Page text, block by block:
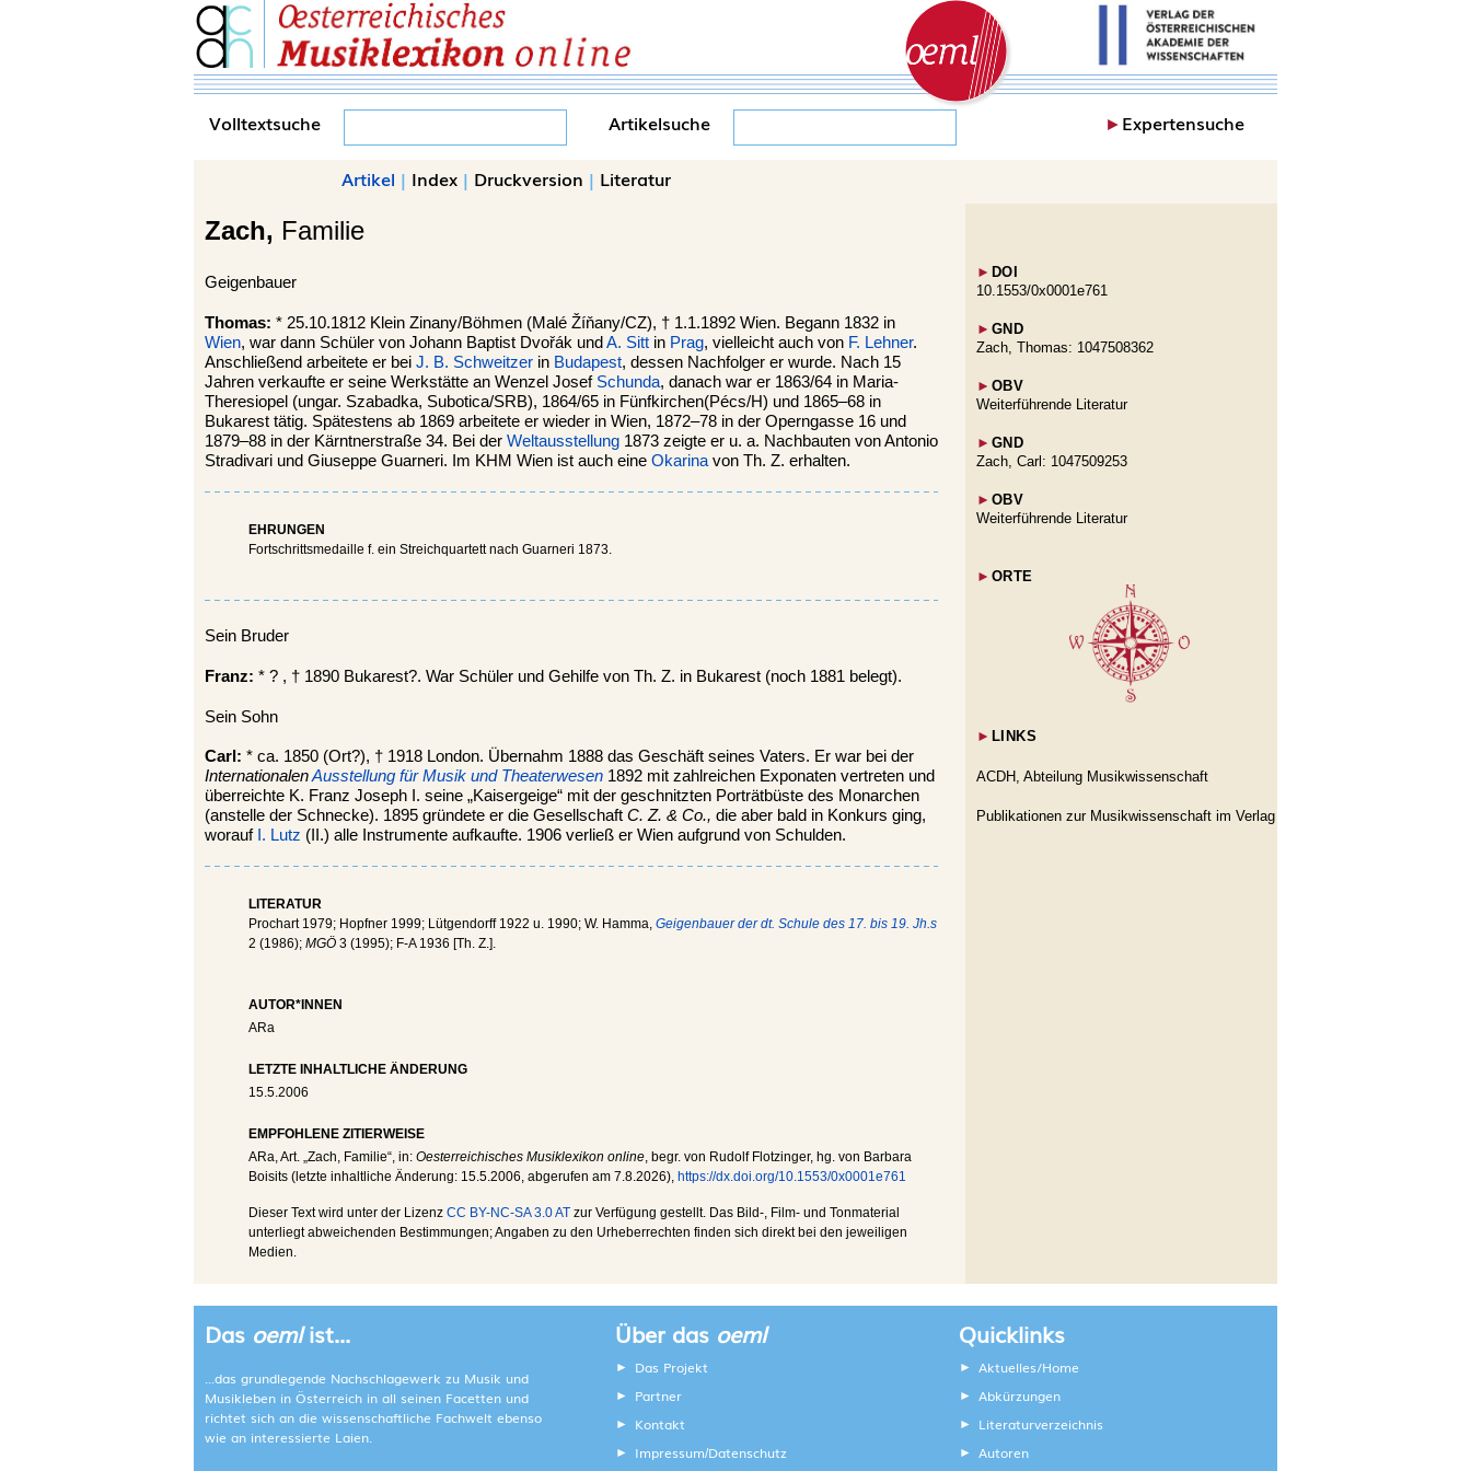
Volltextsuche Artikelsuche ►Expertensuche
Artikel | Index | Druckversion | Literatur
Zach, Familie
Geigenbauer
Thomas: * 25.10.1812 Klein Zinany/Böhmen (Malé Žíňany/CZ), † 1.1.1892 Wien. Begann 1832 in
Wien, war dann Schüler von Johann Baptist Dvořák und A. Sitt in Prag, vielleicht auch von F. Lehner.
Anschließend arbeitete er bei J. B. Schweitzer in Budapest, dessen Nachfolger er wurde. Nach 15
Jahren verkaufte er seine Werkstätte an Wenzel Josef Schunda, danach war er 1863/64 in Maria-
Theresiopel (ungar. Szabadka, Subotica/SRB), 1864/65 in Fünfkirchen(Pécs/H) und 1865–68 in
Bukarest tätig. Spätestens ab 1869 arbeitete er wieder in Wien, 1872–78 in der Operngasse 16 und
1879–88 in der Kärntnerstraße 34. Bei der Weltausstellung 1873 zeigte er u. a. Nachbauten von Antonio
Stradivari und Giuseppe Guarneri. Im KHM Wien ist auch eine Okarina von Th. Z. erhalten.
EHRUNGEN
Fortschrittsmedaille f. ein Streichquartett nach Guarneri 1873.
Sein Bruder
Franz: * ? , † 1890 Bukarest?. War Schüler und Gehilfe von Th. Z. in Bukarest (noch 1881 belegt).
Sein Sohn
Carl: * ca. 1850 (Ort?), † 1918 London. Übernahm 1888 das Geschäft seines Vaters. Er war bei der
InternationalenAusstellung für Musik und Theaterwesen 1892 mit zahlreichen Exponaten vertreten und
überreichte K. Franz Joseph I. seine „Kaisergeige“ mit der geschnitzten Porträtbüste des Monarchen
(anstelle der Schnecke). 1895 gründete er die Gesellschaft C. Z. & Co., die aber bald in Konkurs ging,
worauf I. Lutz (II.) alle Instrumente aufkaufte. 1906 verließ er Wien aufgrund von Schulden.
LITERATUR
Prochart 1979; Hopfner 1999; Lütgendorff 1922 u. 1990; W. Hamma, Geigenbauer der dt. Schule des 17. bis 19. Jh.s
2 (1986); MGÖ 3 (1995); F-A 1936 [Th. Z.].
AUTOR*INNEN
ARa
LETZTE INHALTLICHE ÄNDERUNG
15.5.2006
EMPFOHLENE ZITIERWEISE
ARa, Art. „Zach, Familie“, in: Oesterreichisches Musiklexikon online, begr. von Rudolf Flotzinger, hg. von Barbara
Boisits (letzte inhaltliche Änderung: 15.5.2006, abgerufen am 7.8.2026), https://dx.doi.org/10.1553/0x0001e761
Dieser Text wird unter der Lizenz CC BY-NC-SA 3.0 AT zur Verfügung gestellt. Das Bild-, Film- und Tonmaterial
unterliegt abweichenden Bestimmungen; Angaben zu den Urheberrechten finden sich direkt bei den jeweiligen
Medien.
► DOI
10.1553/0x0001e761
► GND
Zach, Thomas: 1047508362
► OBV
Weiterführende Literatur
► GND
Zach, Carl: 1047509253
► OBV
Weiterführende Literatur
► ORTE
► LINKS
ACDH, Abteilung Musikwissenschaft
Publikationen zur Musikwissenschaft im Verlag
Das oemlist...
...das grundlegende Nachschlagewerk zu Musik und
Musikleben in Österreich in all seinen Facetten und
richtet sich an die wissenschaftliche Fachwelt ebenso
wie an interessierte Laien.
Über das oeml
Das Projekt
Partner
Kontakt
Impressum/Datenschutz
Quicklinks
Aktuelles/Home
Abkürzungen
Literaturverzeichnis
Autoren